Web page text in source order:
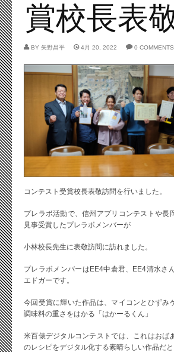
賞校長表
BY 矢野昌平 4月 20, 2022 0 COMMENTS
コンテスト受賞校長表敬訪問を行いました。
プレラボ活動で、信州アプリコンテストや長
見事受賞したプレラボメンバーが
小林校長先生に表敬訪問に訪れました。
プレラボメンバーはEE4中倉君、EE4清水さ
エドガーです。
今回受賞に輝いた作品は、マイコンとひずみ
調味料の重さをはかる「はかーるくん」
米百俵デジタルコンテストでは、これはおば
のレシピをデジタル化する素晴らしい作品だと